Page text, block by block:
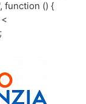
function () {